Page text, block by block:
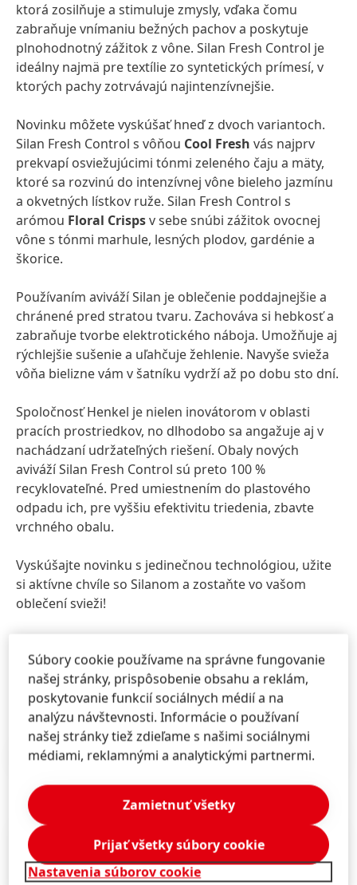
ktorá zosilňuje a stimuluje zmysly, vďaka čomu
zabraňuje vnímaniu bežných pachov a poskytuje
plnohodnotný zážitok z vône. Silan Fresh Control je
ideálny najmä pre textílie zo syntetických prímesí, v
ktorých pachy zotrvávajú najintenzívnejšie.
Novinku môžete vyskúšať hneď z dvoch variantoch.
Silan Fresh Control s vôňou Cool Fresh vás najprv
prekvapí osviežujúcimi tónmi zeleného čaju a mäty,
ktoré sa rozvinú do intenzívnej vône bieleho jazmínu
a okvetných lístkov ruže. Silan Fresh Control s
arómou Floral Crispsv sebe snúbi zážitok ovocnej
vône s tónmi marhule, lesných plodov, gardénie a
škorice.
Používaním aviváží Silan je oblečenie poddajnejšie a
chránené pred stratou tvaru. Zachováva si hebkosť a
zabraňuje tvorbe elektrotického náboja. Umožňuje aj
rýchlejšie sušenie a uľahčuje žehlenie. Navyše svieža
vôňa bielizne vám v šatníku vydrží až po dobu sto dní.
Spoločnosť Henkel je nielen inovátorom v oblasti
pracích prostriedkov, no dlhodobo sa angažuje aj v
nachádzaní udržateľných riešení. Obaly nových
aviváží Silan Fresh Control sú preto 100 %
recyklovateľné. Pred umiestnením do plastového
odpadu ich, pre vyššiu efektivitu triedenia, zbavte
vrchného obalu.
Vyskúšajte novinku s jedinečnou technológiou, užite
si aktívne chvíle so Silanom a zostaňte vo vašom
oblečení svieži!
maloobchodnú odporúčanú cenu 900ml za 2,69 EUR,
1,8L za 4,99 EUR.
Tlačové správy(2,01 MB)
Súbory cookie používame na správne fungovanie
našej stránky, prispôsobenie obsahu a reklám,
poskytovanie funkcií sociálnych médií a na
analýzu návštevnosti. Informácie o používaní
našej stránky tiež zdieľame s našimi sociálnymi
médiami, reklamnými a analytickými partnermi.
Nastavenia súborov cookie
Zamietnuť všetky
Prijať všetky súbory cookie